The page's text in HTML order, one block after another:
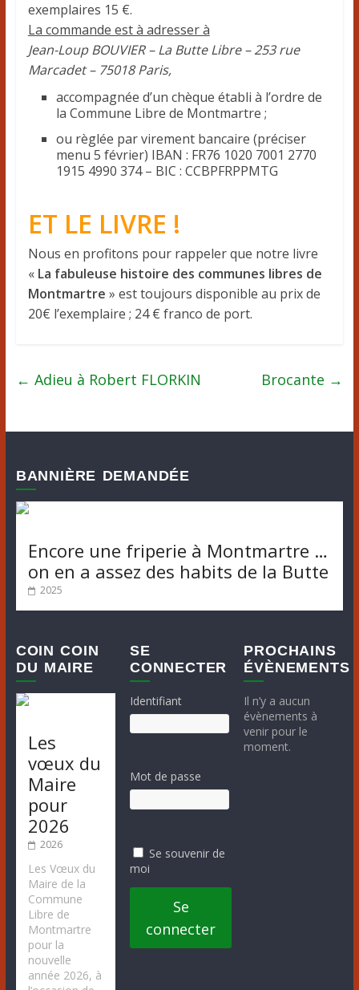
exemplaires 15 €.
La commande est à adresser à
Jean-Loup BOUVIER – La Butte Libre – 253 rue
Marcadet – 75018 Paris,
accompagnée d’un chèque établi à l’ordre de
la Commune Libre de Montmartre ;
ou règlée par virement bancaire (préciser
menu 5 février) IBAN : FR76 1020 7001 2770
1915 4990 374 – BIC : CCBPFRPPMTG
ET LE LIVRE !
Nous en profitons pour rappeler que notre livre
« La fabuleuse histoire des communes libres de
Montmartre » est toujours disponible au prix de
20€ l’exemplaire ; 24 € franco de port.
← Adieu à Robert FLORKIN Brocante →
BANNIÈRE DEMANDÉE
Encore une friperie à Montmartre …
on en a assez des habits de la Butte
2025
COIN COIN
DU MAIRE
Les
vœux du
Maire
pour
2026
2026
Les Vœux du
Maire de la
Commune
Libre de
Montmartre
pour la
nouvelle
année 2026, à
SE
CONNECTER
Identifiant
Mot de passe
Se souvenir de
moi
Se
connecter
PROCHAINS
ÉVÈNEMENTS
Il n’y a aucun
évènements à
venir pour le
moment.